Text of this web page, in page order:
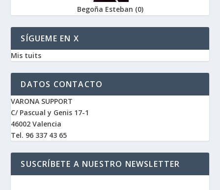
Begoña Esteban (0)
SÍGUEME EN X
Mis tuits
DATOS CONTACTO
VARONA SUPPORT
C/ Pascual y Genis 17-1
46002 Valencia
Tel. 96 337 43 65
SUSCRÍBETE A NUESTRO NEWSLETTER